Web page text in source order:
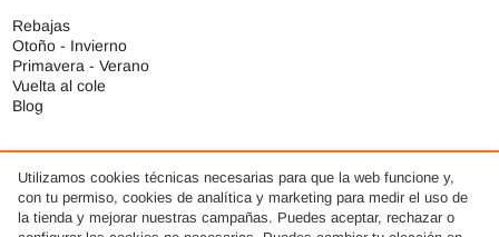
Rebajas
Otoño - Invierno
Primavera - Verano
Vuelta al cole
Blog
Utilizamos cookies técnicas necesarias para que la web funcione y,
con tu permiso, cookies de analítica y marketing para medir el uso de
la tienda y mejorar nuestras campañas. Puedes aceptar, rechazar o